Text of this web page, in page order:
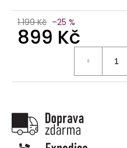
1 199 Kč –25 %
899 Kč